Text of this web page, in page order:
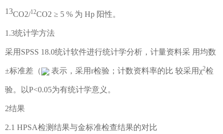
13CO2/12CO2 ≥ 5 % 为 Hp 阳性。
1.3统计学方法
采用 SPSS 18.0统计软件进行统计学分析，计量资料采 用均数
±标准差 （ 表示，采用r检验；计数资料率的比 较采用χ2检
验。以P<0.05为有统计学意义。
2结果
2.1 HPSA检测结果与金标准检查结果的对比